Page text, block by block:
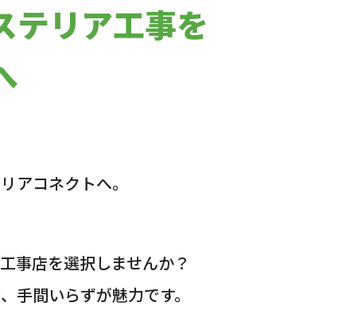
テリア工事を
アコネクトへ。
事店を選択しませんか？
間いらずが魅力です。